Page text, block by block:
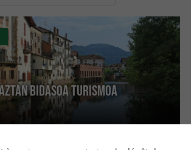
Bidasoa Turismoa